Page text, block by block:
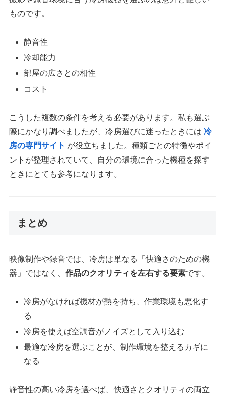
ものです。
静音性
冷却能力
部屋の広さとの相性
コスト
こうした複数の条件を考える必要があります。私も選ぶ
際にかなり調べましたが、冷房選びに迷ったときには冷
房の専門サイト が役立ちました。種類ごとの特徴やポイ
ントが整理されていて、自分の環境に合った機種を探す
ときにとても参考になります。
まとめ
映像制作や録音では、冷房は単なる「快適さのための機
器」ではなく、作品のクオリティを左右する要素です。
冷房がなければ機材が熱を持ち、作業環境も悪化す
る
冷房を使えば空調音がノイズとして入り込む
最適な冷房を選ぶことが、制作環境を整えるカギに
なる
静音性の高い冷房を選べば、快適さとクオリティの両立